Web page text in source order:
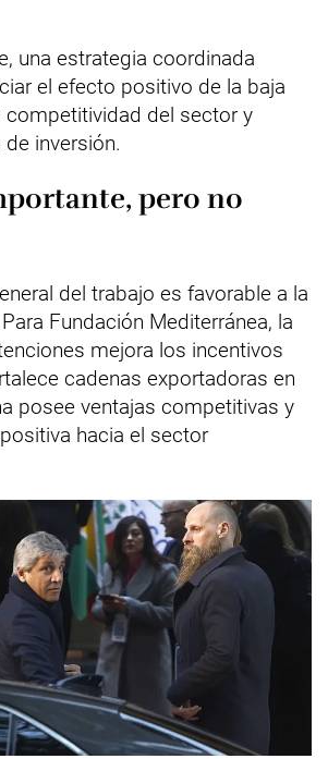
una estrategia coordinada
el efecto positivo de la baja
competitividad del sector y
inversión.
pero no
del trabajo es favorable a la
Fundación Mediterránea, la
mejora los incentivos
cadenas exportadoras en
posee ventajas competitivas y
hacia el sector